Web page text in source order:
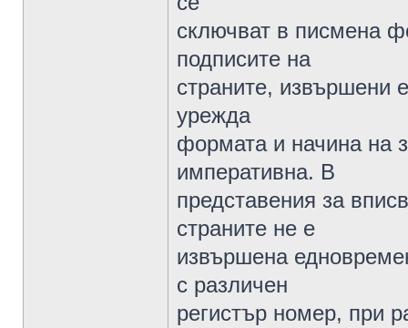
сключват в писмена
подписите на
страните, извършени
урежда
формата и начина на
императивна. В
представения за
страните не е
извършена
с различен
регистър номер, при